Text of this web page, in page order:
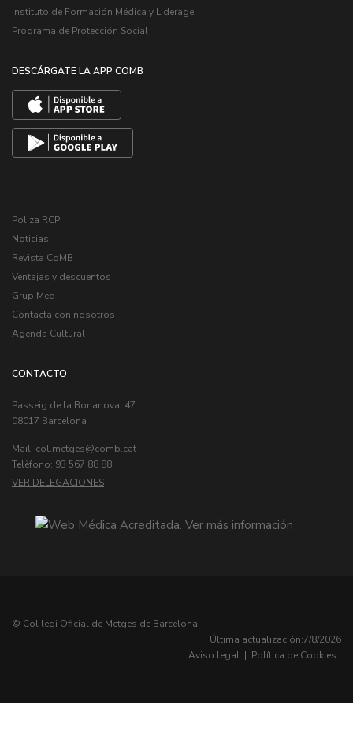
Instituto de Formación Médica y Liderage
Programa de Protección Social
DESCÁRGATE LA APP COMB
Poliza RCP
Noticias
Revista CoMB
Ventajas y descuentos
Grup Med
Contacta con nosotros
Agenda Cultural
CONTACTO
Passeig de la Bonanova, 47
08017 Barcelona
Mail: col.metges
Telèfono: 93 567 88 88
VER DELEGACIONES
© Col·legi Oficial de Metges de Barcelona
Última actualización:7/8/2026
Aviso legal | Política de Cookies